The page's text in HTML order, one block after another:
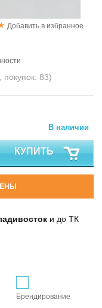
Добавить в избранное
, покупок: 83)
В наличии
КУПИТЬ
и до ТК
Брендирование